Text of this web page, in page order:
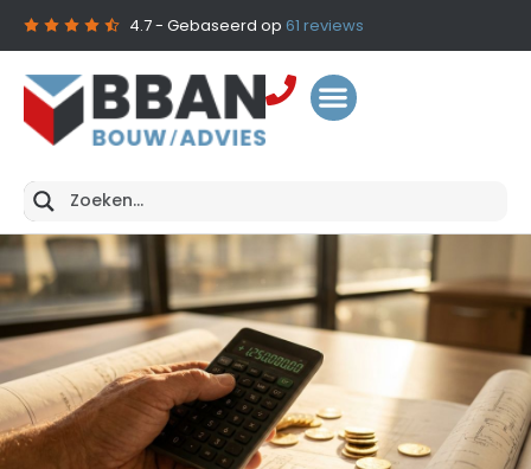
4.7- Gebaseerd op 61 reviews